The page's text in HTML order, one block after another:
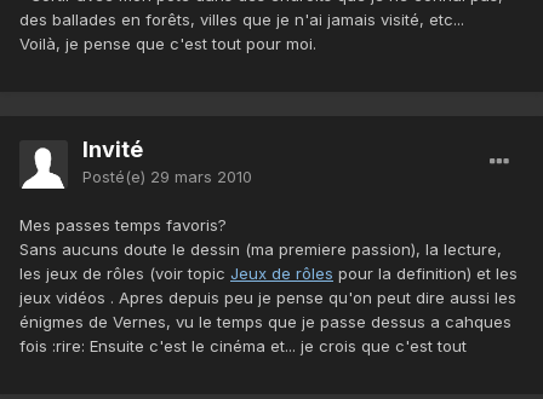
des ballades en forêts, villes que je n'ai jamais visité, etc...
Voilà, je pense que c'est tout pour moi.
Invité
Posté(e) 29 mars 2010
Mes passes temps favoris?
Sans aucuns doute le dessin (ma premiere passion), la lecture,
les jeux de rôles (voir topic Jeux de rôles pour la definition) et les
jeux vidéos . Apres depuis peu je pense qu'on peut dire aussi les
énigmes de Vernes, vu le temps que je passe dessus a cahques
fois :rire: Ensuite c'est le cinéma et... je crois que c'est tout